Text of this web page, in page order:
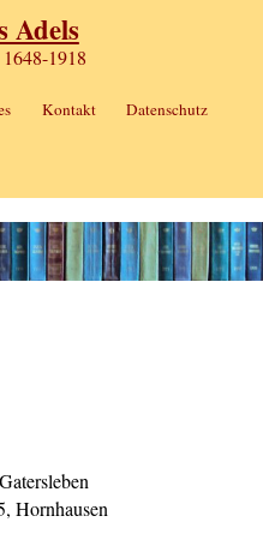
Adels
1918
Kontakt Datenschutz
Hornhausen